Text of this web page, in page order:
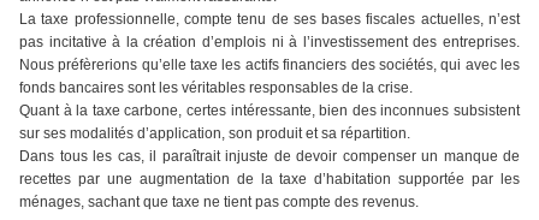
La taxe professionnelle, compte tenu de ses bases fiscales actuelles, n’est
pas incitative à la création d’emplois ni à l’investissement des entreprises.
Nous préfèrerions qu’elle taxe les actifs financiers des sociétés, qui avec les
fonds bancaires sont les véritables responsables de la crise.
Quant à la taxe carbone, certes intéressante, bien des inconnues subsistent
sur ses modalités d’application, son produit et sa répartition.
Dans tous les cas, il paraîtrait injuste de devoir compenser un manque de
recettes par une augmentation de la taxe d’habitation supportée par les
ménages, sachant que taxe ne tient pas compte des revenus.